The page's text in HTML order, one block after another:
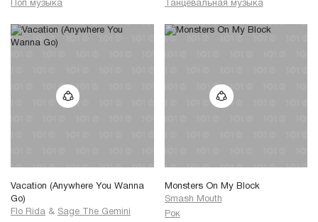
Поп музыка
Танцевальная музыка
Vacation (Anywhere You Wanna
Go)
Flo Rida & Sage The Gemini
Monsters On My Block
Smash Mouth
Рок